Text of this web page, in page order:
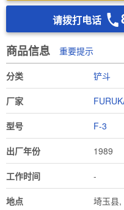
请拨打电话
商品信息 重要提示
分类 铲斗
厂家
型号 F-3
出厂年份 1989
工作时间 -
地点 埼玉县,